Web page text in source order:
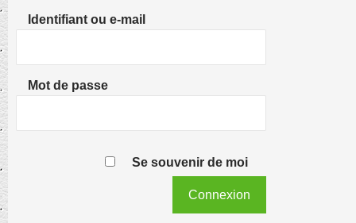
Identifiant ou e-mail
Mot de passe
Se souvenir de moi